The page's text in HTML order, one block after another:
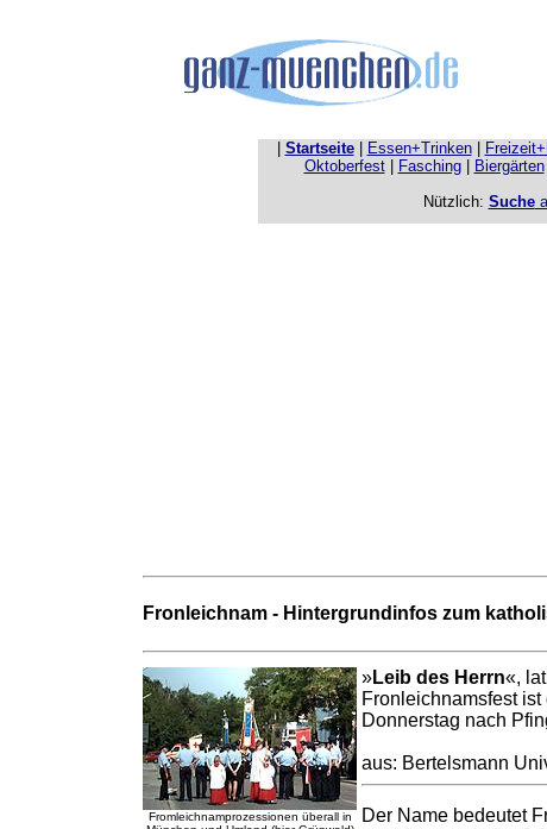
Startseite| Essen+Trinken|
Oktoberfest| Fasching| Biergärten|
Nützlich: Suche
Fronleichnam - Hintergrundinfos zum
Fromleichnamprozessionen überall in
»Leib des Herrn«,
Fronleichnamsfest
Donnerstag nach
aus: Bertelsmann
Der Name bedeutet